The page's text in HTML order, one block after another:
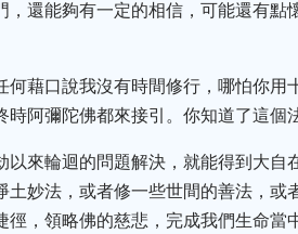
還能夠有一定的相信，可能還有
藉口說我沒有時間修行，哪怕你用
阿彌陀佛都來接引。你知道了這個
以來輪迴的問題解決，就能得到大
妙法，或者修一些世間的善法，
，領略佛的慈悲，完成我們生命當